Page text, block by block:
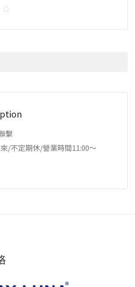
繫
/不定期休/營業時間11:00～